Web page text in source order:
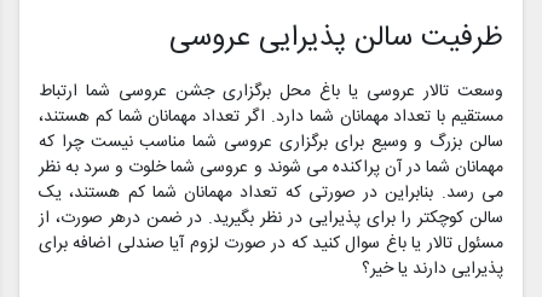
ظرفیت سالن پذیرایی عروسی
وسعت تالار عروسی یا باغ محل برگزاری جشن عروسی شما ارتباط
مستقیم با تعداد مهمانان شما دارد. اگر تعداد مهمانان شما کم هستند،
سالن بزرگ و وسیع برای برگزاری عروسی شما مناسب نیست چرا که
مهمانان شما در آن پراکنده می شوند و عروسی شما خلوت و سرد به نظر
می رسد. بنابراین در صورتی که تعداد مهمانان شما کم هستند، یک
سالن کوچکتر را برای پذیرایی در نظر بگیرید. در ضمن درهر صورت، از
مسئول تالار یا باغ سوال کنید که در صورت لزوم آیا صندلی اضافه برای
پذیرایی دارند یا خیر؟